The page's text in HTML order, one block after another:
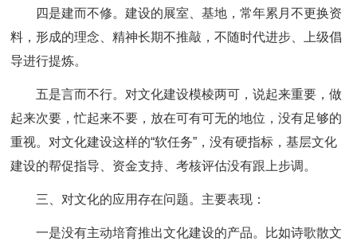
四是建而不修。建设的展室、基地，常年累月不更换资
料，形成的理念、精神长期不推敲，不随时代进步、上级倡
导进行提炼。
五是言而不行。对文化建设模棱两可，说起来重要，做
起来次要，忙起来不要，放在可有可无的地位，没有足够的
重视。对文化建设这样的“软任务”，没有硬指标，基层文化
建设的帮促指导、资金支持、考核评估没有跟上步调。
三、对文化的应用存在问题。主要表现：
一是没有主动培育推出文化建设的产品。比如诗歌散文